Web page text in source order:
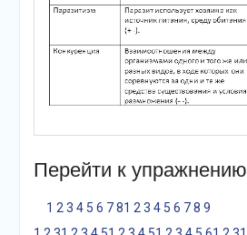
Перейти к упражнению
1 2 3 4 5 6 7 81 2 3 4 5 6 7 8 9